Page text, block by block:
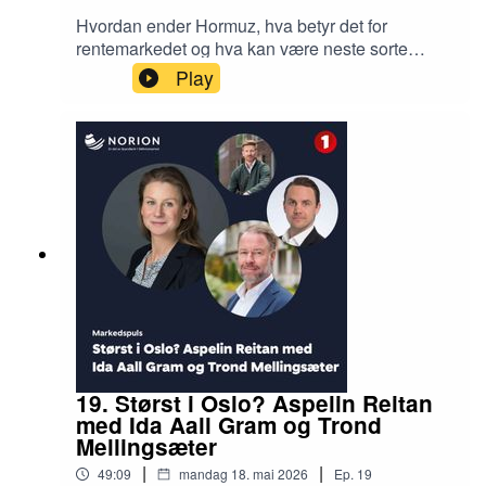
Hvordan ender Hormuz, hva betyr det for
rentemarkedet og hva kan være neste sorte
svane? Dane Cekov, Rente og valutastrateg i
SB1 Markets diskuterer finansiering og eiendom
med Martin Solem, Leder kapitalmarkeder i
Norion Næringsmegling og podcastvert Jan
Håvard Valstad. Ønsker vi oss egentlig svenske
tilstander, er AI blitt en eiendoms-boble og hvor
langt unna priskrysset for næringseiendom er vi?
Play
19. Størst i Oslo? Aspelin Reitan
med Ida Aall Gram og Trond
Mellingsæter
49:09 | mandag 18. mai 2026 | Ep. 19